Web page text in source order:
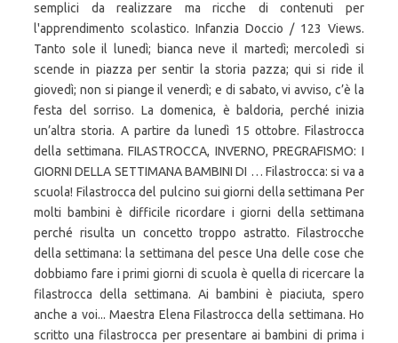
semplici da realizzare ma ricche di contenuti per
l'apprendimento scolastico. Infanzia Doccio / 123 Views.
Tanto sole il lunedì; bianca neve il martedì; mercoledì si
scende in piazza per sentir la storia pazza; qui si ride il
giovedì; non si piange il venerdì; e di sabato, vi avviso, c’è la
festa del sorriso. La domenica, è baldoria, perché inizia
un’altra storia. A partire da lunedì 15 ottobre. Filastrocca
della settimana. FILASTROCCA, INVERNO, PREGRAFISMO: I
GIORNI DELLA SETTIMANA BAMBINI DI … Filastrocca: si va a
scuola! Filastrocca del pulcino sui giorni della settimana Per
molti bambini è difficile ricordare i giorni della settimana
perché risulta un concetto troppo astratto. Filastrocche
della settimana: la settimana del pesce Una delle cose che
dobbiamo fare i primi giorni di scuola è quella di ricercare la
filastrocca della settimana. Ai bambini è piaciuta, spero
anche a voi... Maestra Elena Filastrocca della settimana. Ho
scritto una filastrocca per presentare ai bambini di prima i